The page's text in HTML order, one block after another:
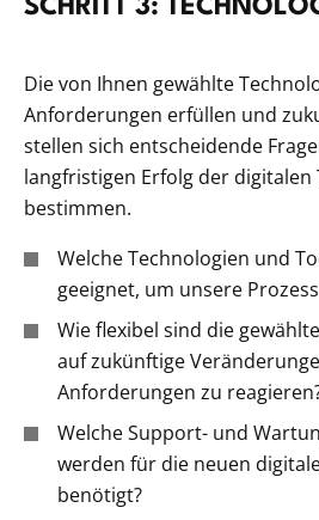
SCHRITT 3:
Die von Ihnen gewählte
Anforderungen erfüllen und
stellen sich entscheidende
langfristigen Erfolg der
bestimmen.
Welche Technologien und
geeignet, um unsere
Wie flexibel sind die
auf zukünftige
Anforderungen zu
Welche Support- und
werden für die neuen
benötigt?